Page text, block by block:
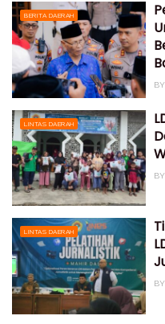
BERITA DAERAH
BY
LINTAS DAERAH
BY
LINTAS DAERAH
BY